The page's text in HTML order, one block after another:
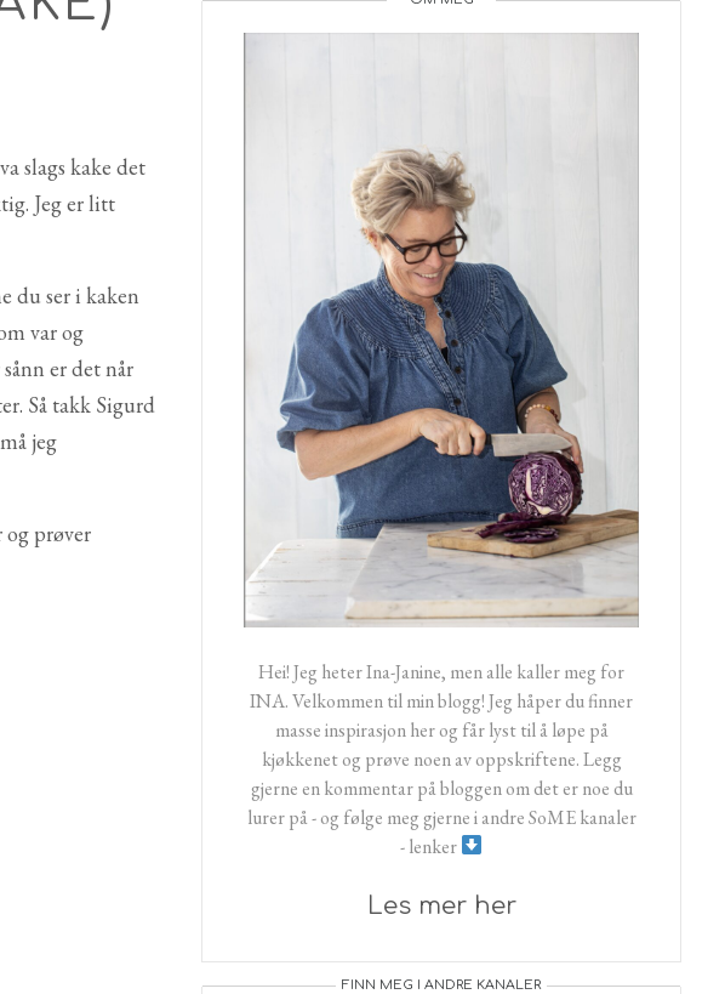
slags kake det
Jeg er litt
du ser i kaken
var og
er det når
Så takk Sigurd
jeg
og prøver
Hei! Jeg heter Ina-Janine, men alle kaller meg for
INA. Velkommen til min blogg! Jeg håper du finner
masse inspirasjon her og får lyst til å løpe på
kjøkkenet og prøve noen av oppskriftene. Legg
gjerne en kommentar på bloggen om det er noe du
lurer på - og følge meg gjerne i andre SoME kanaler
- lenker
Les mer her
FINN MEG I ANDRE KANALER